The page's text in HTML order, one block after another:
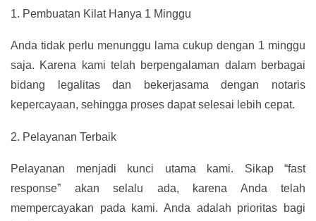
1. Pembuatan Kilat Hanya 1 Minggu
Anda tidak perlu menunggu lama cukup dengan 1 minggu
saja. Karena kami telah berpengalaman dalam berbagai
bidang legalitas dan bekerjasama dengan notaris
kepercayaan, sehingga proses dapat selesai lebih cepat.
2. Pelayanan Terbaik
Pelayanan menjadi kunci utama kami. Sikap “fast
response” akan selalu ada, karena Anda telah
mempercayakan pada kami. Anda adalah prioritas bagi